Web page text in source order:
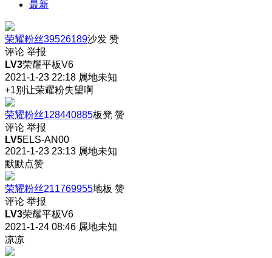
最新
荣耀粉丝39526189沙发 赞
评论 举报
LV3荣耀平板V6
2021-1-23 22:18 属地未知
+1别让荣耀粉失望啊
荣耀粉丝128440885板凳 赞
评论 举报
LV5ELS-AN00
2021-1-23 23:13 属地未知
默默点赞
荣耀粉丝211769955地板 赞
评论 举报
LV3荣耀平板V6
2021-1-24 08:46 属地未知
凉凉